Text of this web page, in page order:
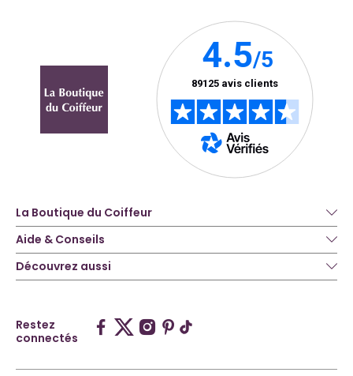
La Boutique du Coiffeur
Aide & Conseils
Découvrez aussi
Restez
connectés